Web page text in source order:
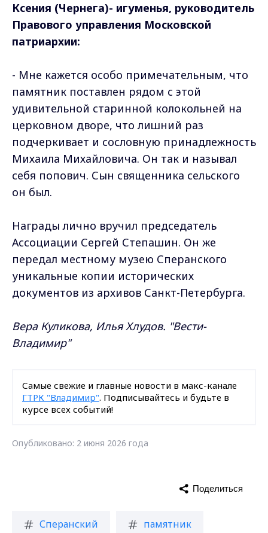
Ксения (Чернега)- игуменья, руководитель
Правового управления Московской
патриархии:
- Мне кажется особо примечательным, что
памятник поставлен рядом с этой
удивительной старинной колокольней на
церковном дворе, что лишний раз
подчеркивает и сословную принадлежность
Михаила Михайловича. Он так и называл
себя попович. Сын священника сельского
он был.
Награды лично вручил председатель
Ассоциации Сергей Степашин. Он же
передал местному музею Сперанского
уникальные копии исторических
документов из архивов Санкт-Петербурга.
Вера Куликова, Илья Хлудов. "Вести-
Владимир"
Самые свежие и главные новости в макс-канале
ГТРК "Владимир". Подписывайтесь и будьте в
курсе всех событий!
Опубликовано: 2 июня 2026 года
Сперанский памятник
Поделиться